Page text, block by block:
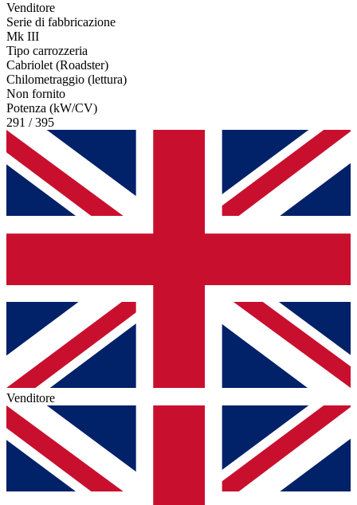
Venditore
Serie di fabbricazione
Mk III
Tipo carrozzeria
Cabriolet (Roadster)
Chilometraggio (lettura)
Non fornito
Potenza (kW/CV)
291 / 395
Venditore